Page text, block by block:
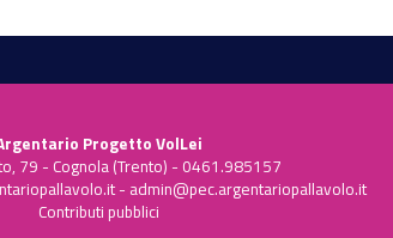
Progetto VolLei
79 - Cognola (Trento) - 0461.985157
- admin@pec.argentariopallavolo.it
Contributi pubblici